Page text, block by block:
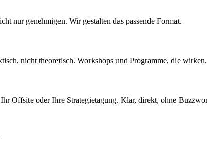
nur genehmigen. Wir gestalten das passende Format.
nicht theoretisch. Workshops und Programme, die wirken.
Offsite oder Ihre Strategietagung. Klar, direkt, ohne